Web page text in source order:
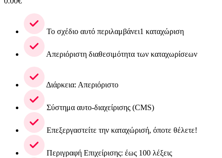
Το σχέδιο αυτό περιλαμβάνει1 καταχώριση
Απεριόριστη διαθεσιμότητα των καταχωρίσεων
Διάρκεια: Απεριόριστο
Σύστημα αυτο-διαχείρισης (CMS)
Επεξεργαστείτε την καταχώρισή, όποτε θέλετε!
Περιγραφή Επιχείρισης: έως 100 λέξεις